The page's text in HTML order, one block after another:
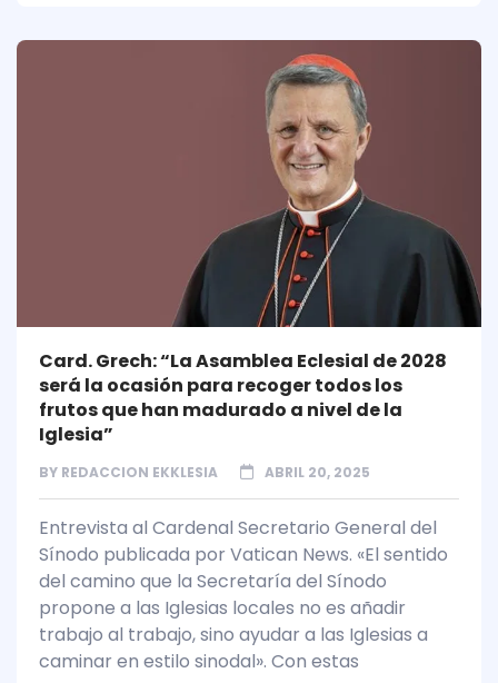
Card. Grech: “La Asamblea Eclesial de 2028
será la ocasión para recoger todos los
frutos que han madurado a nivel de la
Iglesia”
BY REDACCION EKKLESIA ABRIL 20, 2025
Entrevista al Cardenal Secretario General del
Sínodo publicada por Vatican News. «El sentido
del camino que la Secretaría del Sínodo
propone a las Iglesias locales no es añadir
trabajo al trabajo, sino ayudar a las Iglesias a
caminar en estilo sinodal». Con estas